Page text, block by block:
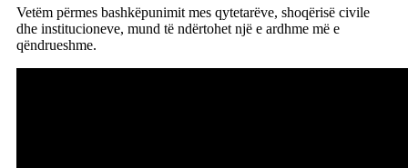
Vetëm përmes bashkëpunimit mes qytetarëve, shoqërisë civile
dhe institucioneve, mund të ndërtohet një e ardhme më e
qëndrueshme.